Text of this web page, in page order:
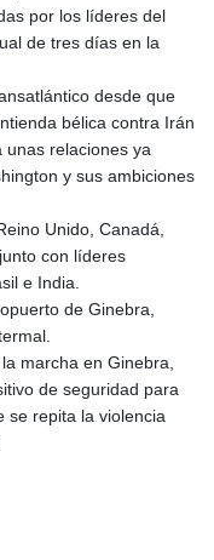
por los líderes del
de tres días en la
desde que
bélica contra Irán
relaciones ya
y sus ambiciones
Unido, Canadá,
con líderes
e India.
de Ginebra,
marcha en Ginebra,
de seguridad para
se repita la violencia